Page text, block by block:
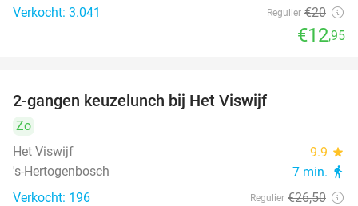
Verkocht: 3.041 Regulier €20
€12,95
2-gangen keuzelunch bij Het Viswijf
Zo
Het Viswijf
9.9 star
's-Hertogenbosch 7 min. directions_walk
Verkocht: 196 Regulier €26,50